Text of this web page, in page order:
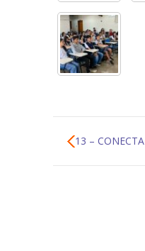
13 – CONECTA